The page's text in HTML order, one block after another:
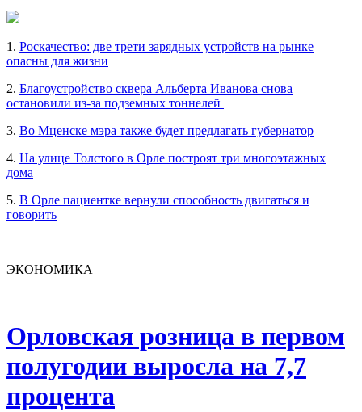
1. Роскачество: две трети зарядных устройств на рынке
опасны для жизни
2. Благоустройство сквера Альберта Иванова снова
остановили из-за подземных тоннелей
3. Во Мценске мэра также будет предлагать губернатор
4. На улице Толстого в Орле построят три многоэтажных
дома
5. В Орле пациентке вернули способность двигаться и
говорить
ЭКОНОМИКА
Орловская розница в первом
полугодии выросла на 7,7
процента